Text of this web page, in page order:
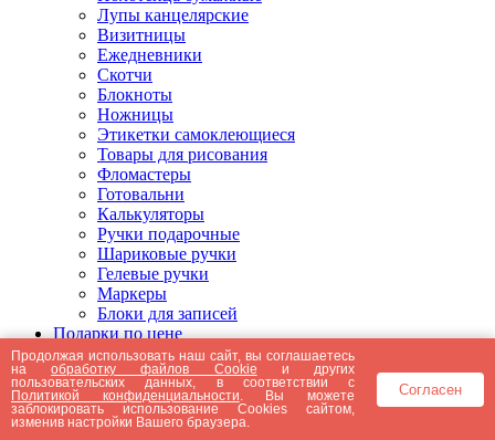
Лупы канцелярские
Визитницы
Ежедневники
Скотчи
Блокноты
Ножницы
Этикетки самоклеющиеся
Товары для рисования
Фломастеры
Готовальни
Калькуляторы
Ручки подарочные
Шариковые ручки
Гелевые ручки
Маркеры
Блоки для записей
Подарки по цене
Подарки от 5000 рублей
Подарки до 5000 рублей
Подарки до 3000 рублей
Подарки до 2000 рублей
Подарки до 1000 рублей
Продолжая использовать наш сайт, вы соглашаетесь
наобработку файлов Cookie и других
пользовательских данных, в соответствии с
Политикой конфиденциальности . Вы можете
заблокировать использование Cookies сайтом,
изменив настройки Вашего браузера.
Согласен